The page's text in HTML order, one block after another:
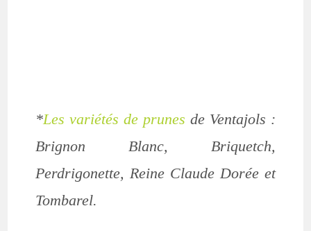
*Les variétés de prunes de Ventajols :
Brignon Blanc, Briquetch,
Perdrigonette, Reine Claude Dorée et
Tombarel.